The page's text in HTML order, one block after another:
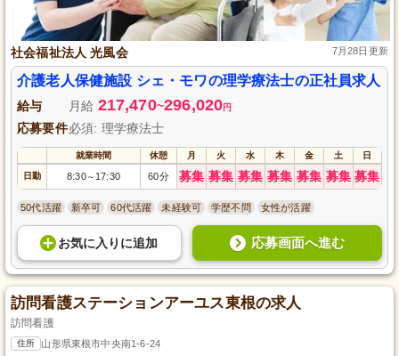
社会福祉法人 光風会 7月28日更新
介護老人保健施設 シェ・モワの理学療法士の正社員求人
給与 月給 217,470~296,020円
応募要件必須: 理学療法士
就業時間 休憩 月 火 水 木 金 土 日
日勤 8:30～ 17:30 60分 募集 募集 募集 募集 募集 募集 募集
50代活躍 新卒可 60代活躍 未経験可 学歴不問 女性が活躍
お気に入り に追加 応募画面へ進む
訪問看護ステーションアーユス東根の求人
訪問看護
住所 山形県東根市中央南1-6-24